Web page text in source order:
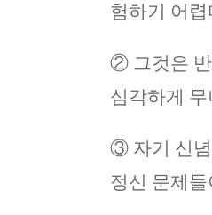
험하기 어렵
② 그것은 반
심각하게
③ 자기 신념
정신 문제